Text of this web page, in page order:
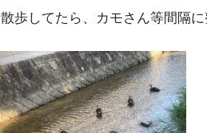
歩してたら、カモさん等間隔